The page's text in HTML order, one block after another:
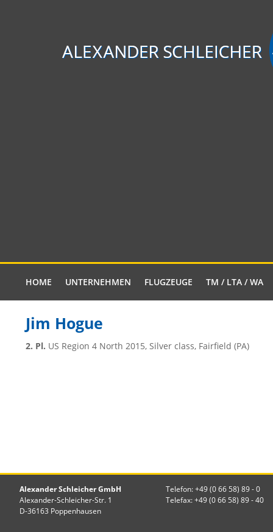
HOME UNTERNEHMEN FLUGZEUGE TM / LTA / WA
Jim Hogue
2. Pl. US Region 4 North 2015, Silver class, Fairfield (PA)
Alexander Schleicher GmbH
Alexander-Schleicher-Str. 1
D-36163 Poppenhausen
Telefon: +49 (0 66 58) 89 - 0
Telefax: +49 (0 66 58) 89 - 40